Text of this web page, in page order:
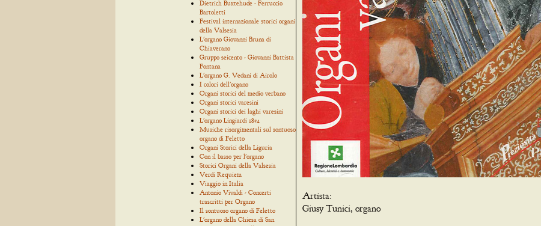
Dietrich Buxtehude - Ferruccio
Bartoletti
Festival internazionale storici organi
della Valsesia
L'organo Giovanni Bruna di
Chiaverano
Gruppo seicento - Giovanni Battista
Fontana
L'organo G. Vedani di Airolo
I colori dell'organo
Organi storici del medio verbano
Organi storici varesini
Organi storici dei laghi varesini
L'organo Lingiardi 1854
Musiche risorgimentali sul sontuoso
organo di Feletto
Organi Storici della Liguria
Con il basso per l'organo
Storici Organi della Valsesia
Verdi Requiem
Viaggio in Italia
Antonio Vivaldi - Concerti
trascritti per Organo
Il sontuoso organo di Feletto
L'organo della Chiesa di San
Artista:
Giusy Tunici, organo